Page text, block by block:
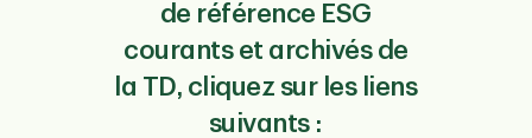
de référence ESG
courants et archivés de
la TD, cliquez sur les liens
suivants :